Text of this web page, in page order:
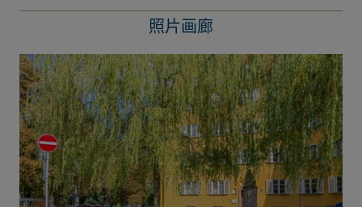
照片画廊